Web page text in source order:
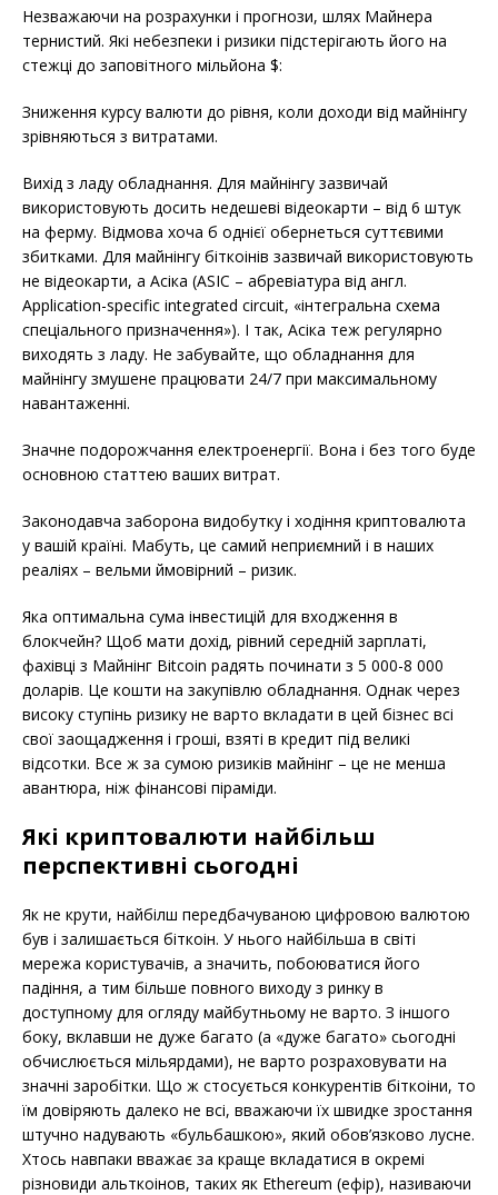
Незважаючи на розрахунки і прогнози, шлях Майнера
тернистий. Які небезпеки і ризики підстерігають його на
стежці до заповітного мільйона $:
Зниження курсу валюти до рівня, коли доходи від майнінгу
зрівняються з витратами.
Вихід з ладу обладнання. Для майнінгу зазвичай
використовують досить недешеві відеокарти – від 6 штук
на ферму. Відмова хоча б однієї обернеться суттєвими
збитками. Для майнінгу біткоінів зазвичай використовують
не відеокарти, а Асіка (ASIC – абревіатура від англ.
Application-specific integrated circuit, «інтегральна схема
спеціального призначення»). І так, Асіка теж регулярно
виходять з ладу. Не забувайте, що обладнання для
майнінгу змушене працювати 24/7 при максимальному
навантаженні.
Значне подорожчання електроенергії. Вона і без того буде
основною статтею ваших витрат.
Законодавча заборона видобутку і ходіння криптовалюта
у вашій країні. Мабуть, це самий неприємний і в наших
реаліях – вельми ймовірний – ризик.
Яка оптимальна сума інвестицій для входження в
блокчейн? Щоб мати дохід, рівний середній зарплаті,
фахівці з Майнінг Bitcoin радять починати з 5 000-8 000
доларів. Це кошти на закупівлю обладнання. Однак через
високу ступінь ризику не варто вкладати в цей бізнес всі
свої заощадження і гроші, взяті в кредит під великі
відсотки. Все ж за сумою ризиків майнінг – це не менша
авантюра, ніж фінансові піраміди.
Які криптовалюти найбільш
перспективні сьогодні
Як не крути, найбілш передбачуваною цифровою валютою
був і залишається біткоін. У нього найбільша в світі
мережа користувачів, а значить, побоюватися його
падіння, а тим більше повного виходу з ринку в
доступному для огляду майбутньому не варто. З іншого
боку, вклавши не дуже багато (а «дуже багато» сьогодні
обчислюється мільярдами), не варто розраховувати на
значні заробітки. Що ж стосується конкурентів біткоіни, то
їм довіряють далеко не всі, вважаючи їх швидке зростання
штучно надувають «бульбашкою», який обов’язково лусне.
Хтось навпаки вважає за краще вкладатися в окремі
різновиди альткоінов, таких як Ethereum (ефір), називаючи